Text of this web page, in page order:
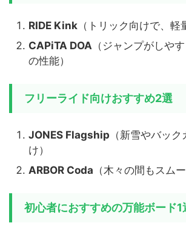
RIDE Kink （トリック向けで、軽
CAPiTA DOA （ジャンプがしや
の性能）
フリーライド向けおすすめ2選
JONES Flagship （新雪やバッ
け）
ARBOR Coda （木々の間もスム
初心者におすすめの万能ボード1